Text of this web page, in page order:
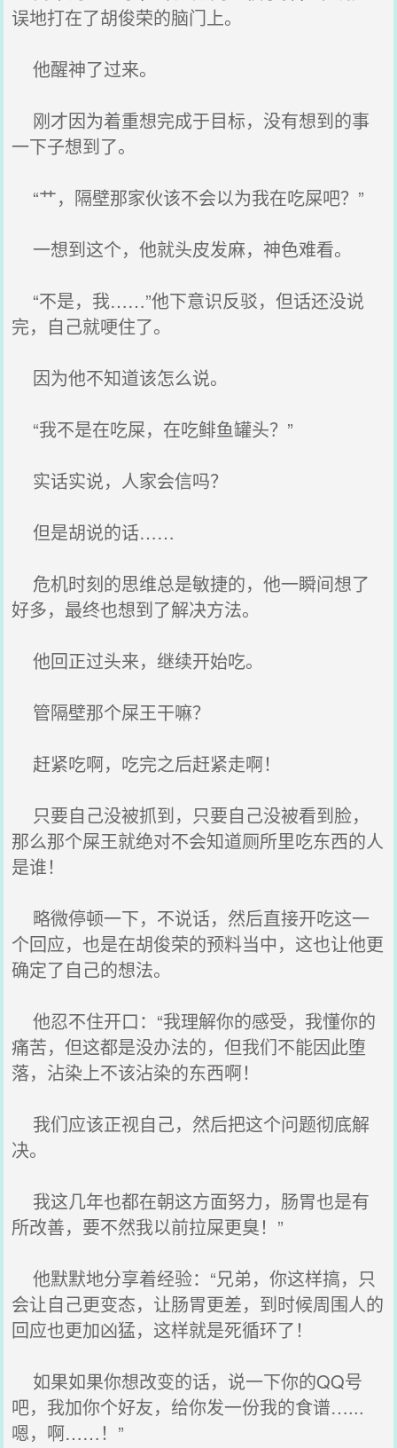
误地打在了胡俊荣的脑门上。
他醒神了过来。
刚才因为着重想完成于目标，没有想到的事
一下子想到了。
“艹，隔壁那家伙该不会以为我在吃屎吧？”
一想到这个，他就头皮发麻，神色难看。
“不是，我……”他下意识反驳，但话还没说
完，自己就哽住了。
因为他不知道该怎么说。
“我不是在吃屎，在吃鲱鱼罐头？”
实话实说，人家会信吗？
但是胡说的话……
危机时刻的思维总是敏捷的，他一瞬间想了
好多，最终也想到了解决方法。
他回正过头来，继续开始吃。
管隔壁那个屎王干嘛？
赶紧吃啊，吃完之后赶紧走啊！
只要自己没被抓到，只要自己没被看到脸，
那么那个屎王就绝对不会知道厕所里吃东西的人
是谁！
略微停顿一下，不说话，然后直接开吃这一
个回应，也是在胡俊荣的预料当中，这也让他更
确定了自己的想法。
他忍不住开口：“我理解你的感受，我懂你的
痛苦，但这都是没办法的，但我们不能因此堕
落，沾染上不该沾染的东西啊！
我们应该正视自己，然后把这个问题彻底解
决。
我这几年也都在朝这方面努力，肠胃也是有
所改善，要不然我以前拉屎更臭！”
他默默地分享着经验：“兄弟，你这样搞，只
会让自己更变态，让肠胃更差，到时候周围人的
回应也更加凶猛，这样就是死循环了！
如果如果你想改变的话，说一下你的QQ号
吧，我加你个好友，给你发一份我的食谱…...
嗯，啊……！”